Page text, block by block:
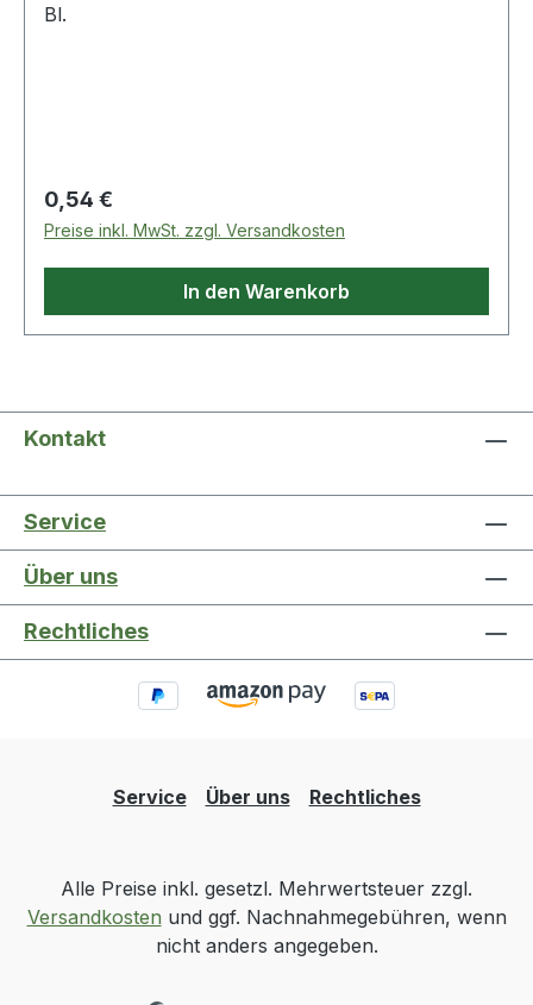
Bl.
Regulärer Preis:
0,54 €
Preise inkl. MwSt. zzgl. Versandkosten
In den Warenkorb
Kontakt
Service
Über uns
Rechtliches
Service Über uns Rechtliches
Alle Preise inkl. gesetzl. Mehrwertsteuer zzgl.
Versandkosten und ggf. Nachnahmegebühren, wenn
nicht anders angegeben.